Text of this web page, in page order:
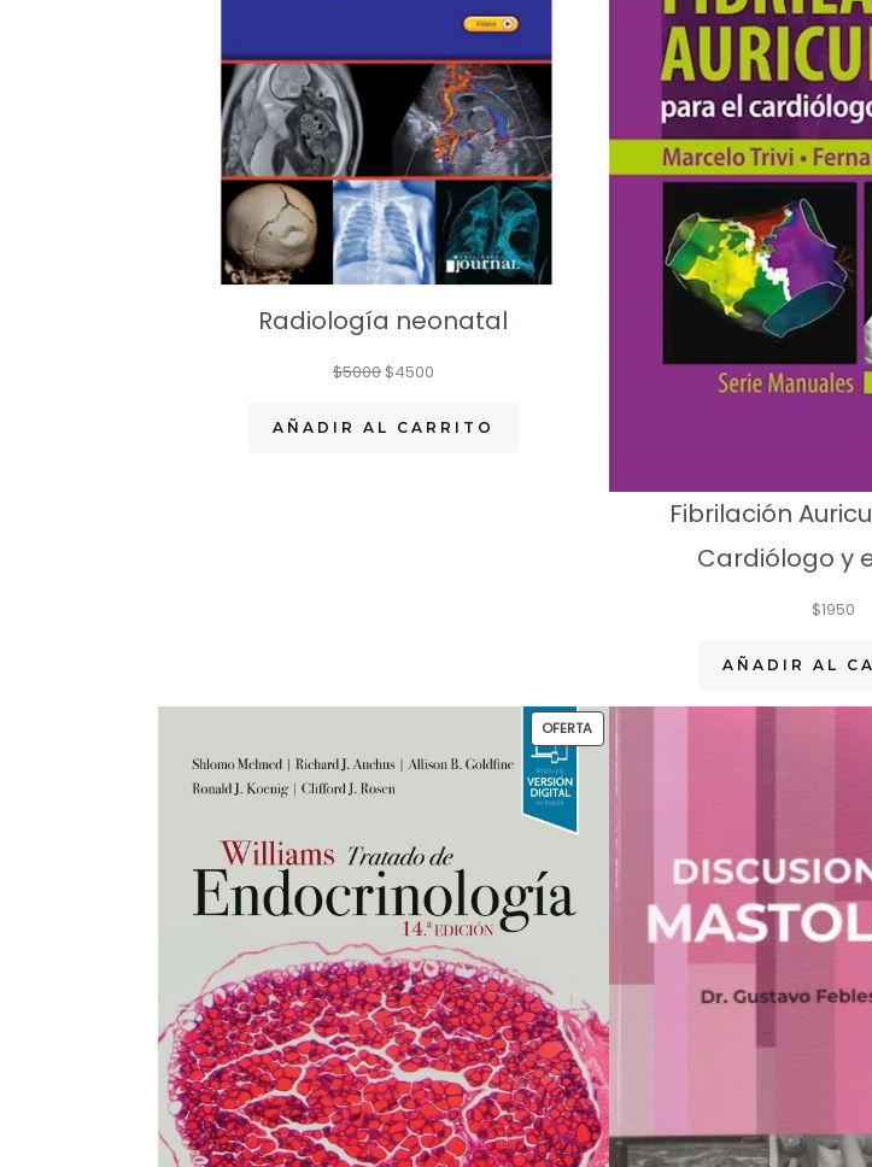
Radiología neonatal
$5000 El
original
$4500El
actual
AÑADIR AL CARRITO
Fibrilación
Cardiólogo y
$1950
AÑADIR AL
OFERTAPRODUCTO
EN